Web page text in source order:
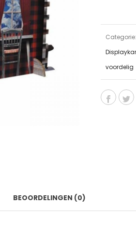
Categorie:
voordelig
BEOORDELINGEN (0)